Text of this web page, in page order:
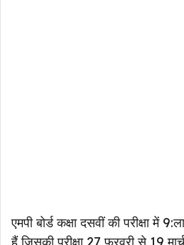
एमपी बोर्ड कक्षा दसवीं की परीक्षा में